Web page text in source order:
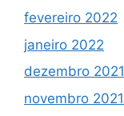
fevereiro 2022
janeiro 2022
dezembro 2021
novembro 2021